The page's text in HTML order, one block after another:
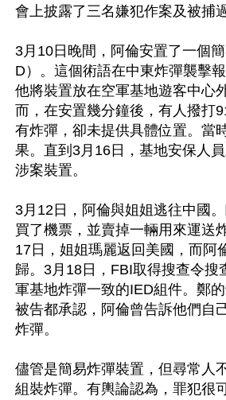
會上披露了三名嫌犯作案及被捕
3月10日晚間，阿倫安置了一個
D）。這個術語在中東炸彈襲擊
他將裝置放在空軍基地遊客中心
而，在安置幾分鐘後，有人撥打
有炸彈，卻未提供具體位置。當
果。直到3月16日，基地安保人
涉案裝置。
3月12日，阿倫與姐姐逃往中國
買了機票，並賣掉一輛用來運送
17日，姐姐瑪麗返回美國，而阿
歸。3月18日，FBI取得搜查令搜
軍基地炸彈一致的IED組件。鄭
被告都承認，阿倫曾告訴他們自
炸彈。
儘管是簡易炸彈裝置，但尋常人
組裝炸彈。有輿論認為，罪犯很